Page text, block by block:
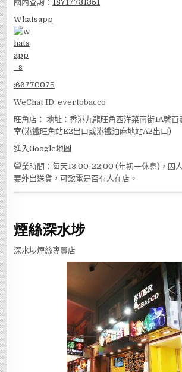
國內查詢： 18717731351
Whatsapp
:66770075
WeChat ID: evertobacco
旺角店： 地址：香港九龍旺角西洋菜南街1A號
室(港鐵旺角站E2出口或港鐵油麻地站A2出口)
進入Google地圖
營業時間：每天13:00-22:00 (年初一休息)，因
要外出送貨，可致電是否有人在店。
煙絲深水埗
深水埗煙絲專賣店